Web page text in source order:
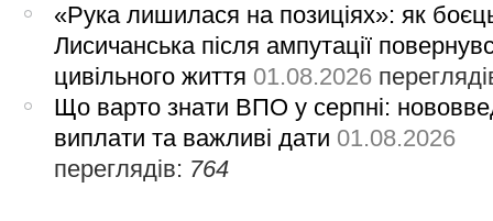
«Рука лишилася на позиціях»: як
Лисичанська після ампутації
цивільного життя 01.08.2026
Що варто знати ВПО у серпні:
виплати та важливі дати 01.08.2026
переглядів: 764